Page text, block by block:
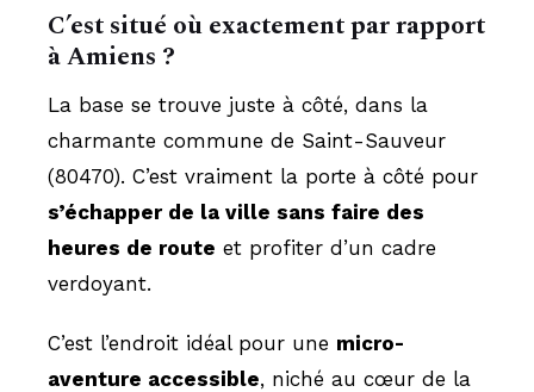
C’est situé où exactement par rapport
à Amiens ?
La base se trouve juste à côté, dans la
charmante commune de Saint-Sauveur
(80470). C’est vraiment la porte à côté pour
s’échapper de la ville sans faire des
heures de route et profiter d’un cadre
verdoyant.
C’est l’endroit idéal pour une micro-
aventure accessible, niché au cœur de la